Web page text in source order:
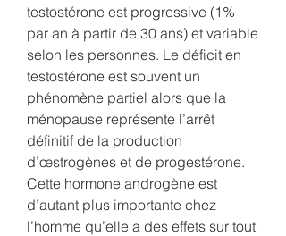
testostérone est progressive (1%
par an à partir de 30 ans) et variable
selon les personnes. Le déficit en
testostérone est souvent un
phénomène partiel alors que la
ménopause représente l’arrêt
définitif de la production
d’œstrogènes et de progestérone.
Cette hormone androgène est
d’autant plus importante chez
l’homme qu’elle a des effets sur tout